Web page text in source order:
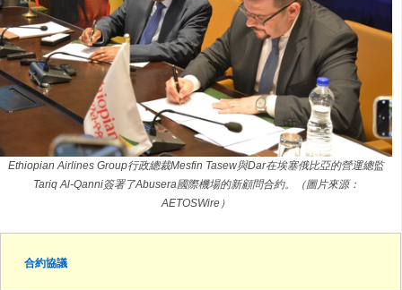
Ethiopian Airlines Group行政總裁Mesfin Tasew與Dar在埃塞俄比亞的營運總監
Tariq Al-Qanni簽署了Abusera國際機場的新顧問合約。（圖片來源：
AETOSWire）
合約協議